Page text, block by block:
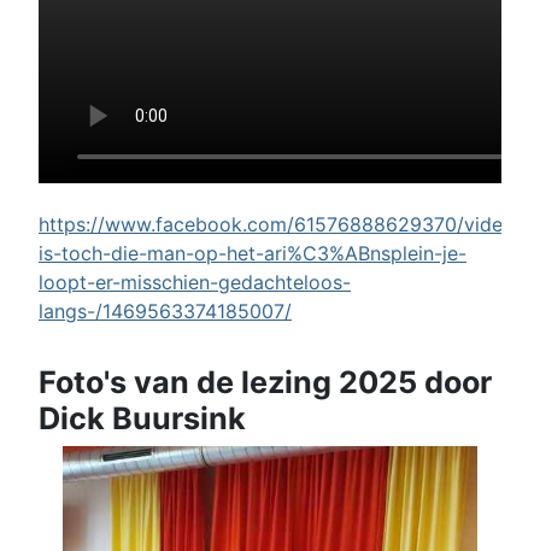
https://www.facebook.com/61576888629370/videos/
is-toch-die-man-op-het-ari%C3%ABnsplein-je-
loopt-er-misschien-gedachteloos-
langs-/1469563374185007/
Foto's van de lezing 2025 door
Dick Buursink